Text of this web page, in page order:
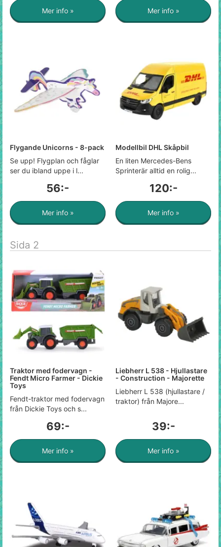
Mer info » Mer info »
Flygande Unicorns - 8-pack
Se upp! Flygplan och fåglar
ser du ibland uppe i l...
56:-
Mer info »
Modellbil DHL Skåpbil
En liten Mercedes-Bens
Sprinterär alltid en rolig...
120:-
Mer info »
Sida 2
Traktor med fodervagn -
Fendt Micro Farmer - Dickie
Toys
Fendt-traktor med fodervagn
från Dickie Toys och s...
69:-
Mer info »
Liebherr L 538 - Hjullastare
- Construction - Majorette
Liebherr L 538 (hjullastare /
traktor) från Majore...
39:-
Mer info »